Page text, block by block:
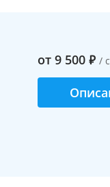
от 9 500 ₽ /